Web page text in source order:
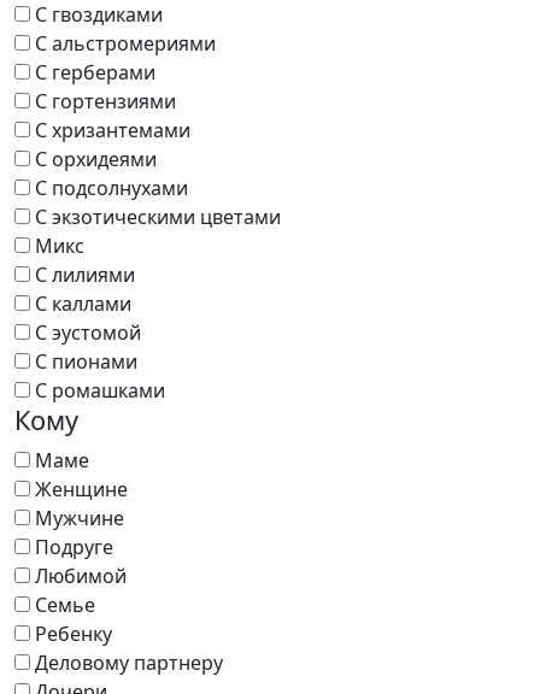
С гвоздиками
С альстромериями
С герберами
С гортензиями
С хризантемами
С орхидеями
С подсолнухами
С экзотическими цветами
Микс
С лилиями
С каллами
С эустомой
С пионами
С ромашками
Кому
Маме
Женщине
Мужчине
Подруге
Любимой
Семье
Ребенку
Деловому партнеру